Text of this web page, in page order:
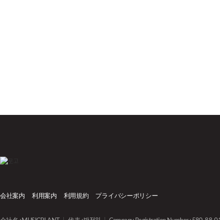
会社案内 利用案内 利用規約 プライバシーポリシー